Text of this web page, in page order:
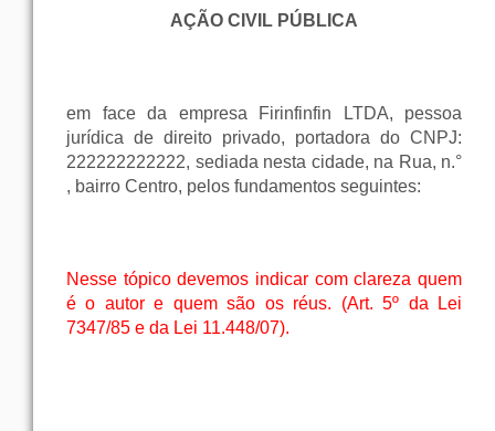
AÇÃO CIVIL PÚBLICA
em face da empresa Firinfinfin LTDA, pessoa
jurídica de direito privado, portadora do CNPJ:
222222222222, sediada nesta cidade, na Rua, n.°
, bairro Centro, pelos fundamentos seguintes:
Nesse tópico devemos indicar com clareza quem
é o autor e quem são os réus. (Art. 5º da Lei
7347/85 e da Lei 11.448/07).